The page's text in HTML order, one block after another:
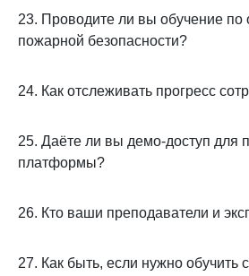
23. Проводите ли вы обучение по
пожарной безопасности?
24. Как отслеживать прогресс
25. Даёте ли вы демо-доступ для
платформы?
26. Кто ваши преподаватели и
27. Как быть, если нужно обучить